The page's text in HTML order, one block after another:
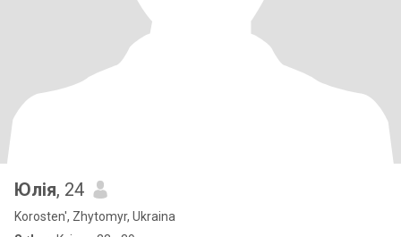
Юлія, 24
Korosten', Zhytomyr, Ukraina